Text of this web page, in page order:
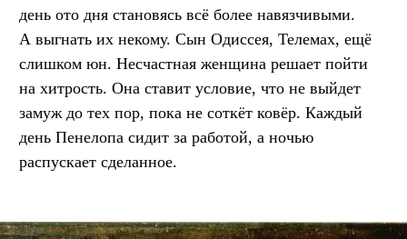
день ото дня становясь всё более навязчивыми.
А выгнать их некому. Сын Одиссея, Телемах, ещё
слишком юн. Несчастная женщина решает пойти
на хитрость. Она ставит условие, что не выйдет
замуж до тех пор, пока не соткёт ковёр. Каждый
день Пенелопа сидит за работой, а ночью
распускает сделанное.